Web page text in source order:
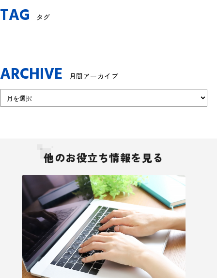
TAG タグ
ARCHIVE 月間アーカイブ
他のお役立ち情報を見る